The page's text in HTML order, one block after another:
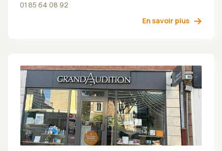
01 85 64 08 92
En savoir plus